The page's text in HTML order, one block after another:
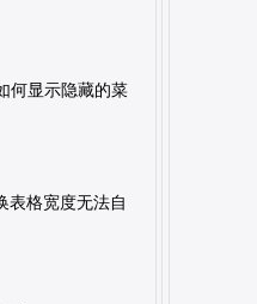
何显示隐藏的菜
表格宽度无法自